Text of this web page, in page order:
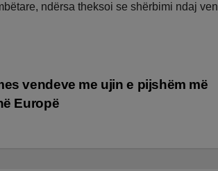
ndërsa theksoi se shërbimi ndaj
vendeve me ujin e pijshëm më
Europë